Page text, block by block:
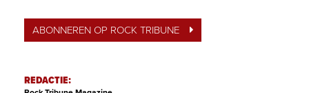
ABONNEREN OP ROCK TRIBUNE
REDACTIE: